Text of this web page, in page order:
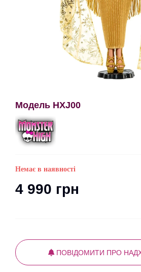
Модель HXJ00
Немає в наявності
4 990 грн
ПОВІДОМИТИ ПРО